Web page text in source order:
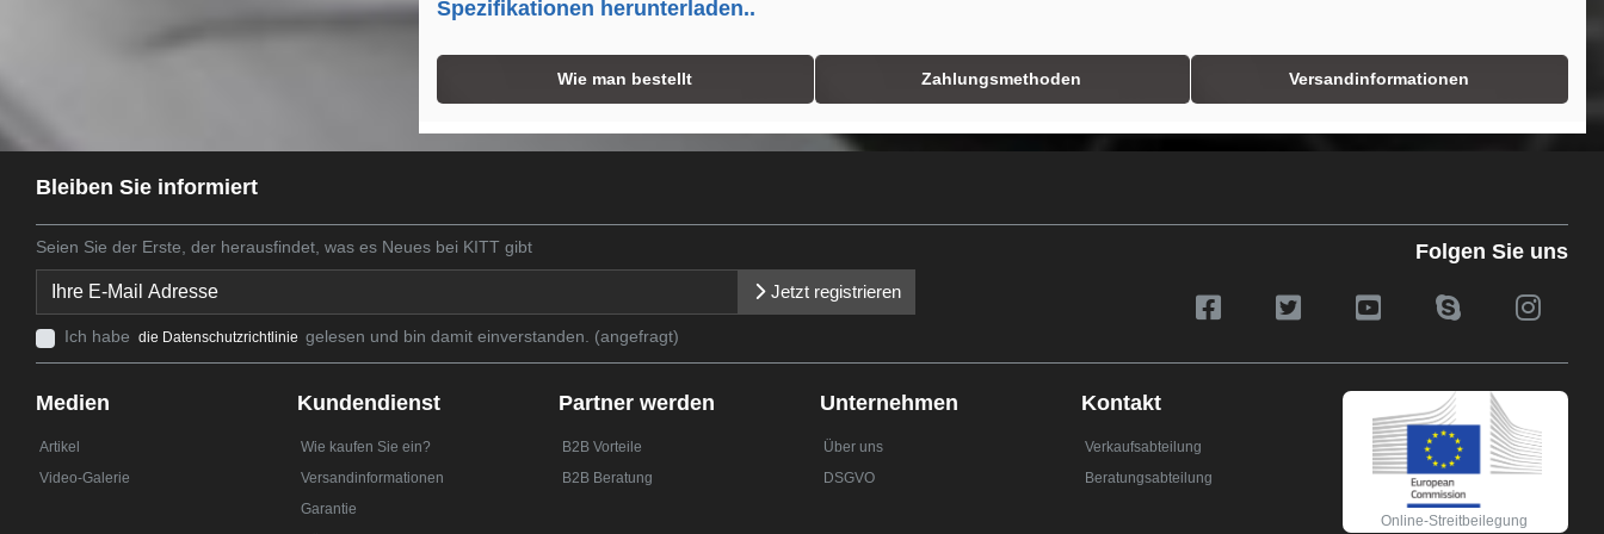
Spezifikationen herunterladen..
Wie man bestellt Zahlungsmethoden Versandinformationen
Bleiben Sie informiert
Seien Sie der Erste, der herausfindet, was es Neues bei KITT gibt
Jetzt registrieren
Ich habe die Datenschutzrichtlinie gelesen und bin damit einverstanden. (angefragt)
Folgen Sie uns
Medien
Artikel
Video-Galerie
Kundendienst
Wie kaufen Sie ein?
Versandinformationen
Garantie
Partner werden
B2B Vorteile
B2B Beratung
Unternehmen
Über uns
DSGVO
Kontakt
Verkaufsabteilung
Beratungsabteilung
Online-Streitbeilegung